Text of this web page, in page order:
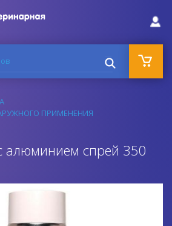
ПРИМЕНЕНИЯ
алюминием спрей 350